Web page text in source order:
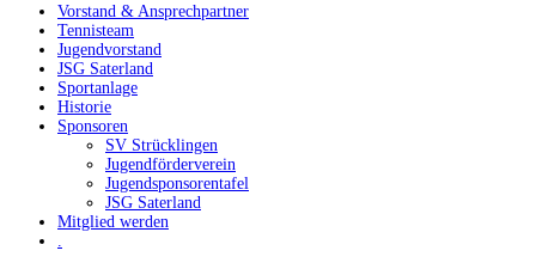
Vorstand & Ansprechpartner
Tennisteam
Jugendvorstand
JSG Saterland
Sportanlage
Historie
Sponsoren
SV Strücklingen
Jugendförderverein
Jugendsponsorentafel
JSG Saterland
Mitglied werden